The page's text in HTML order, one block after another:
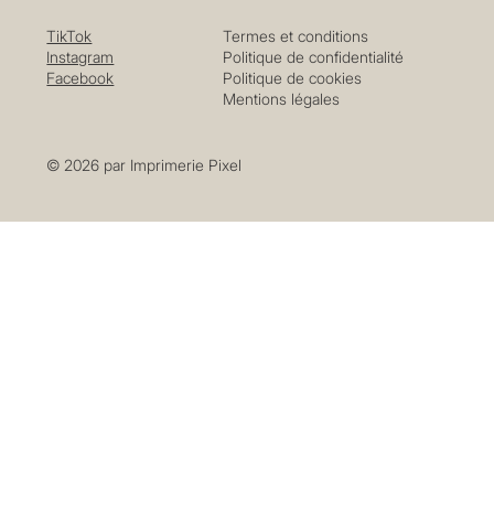
Termes et conditions
Politique de confidentialité
Politique de cookies
Mentions légales
TikTok
Instagram
Facebook
© 2026 par Imprimerie Pixel